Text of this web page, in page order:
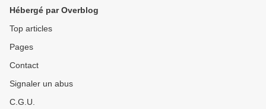
Hébergé par Overblog
Top articles
Pages
Contact
Signaler un abus
C.G.U.